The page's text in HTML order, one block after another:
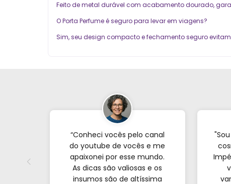
Feito de metal durável com acabamento dourado,
O Porta Perfume é seguro para levar em viagens?
Sim, seu design compacto e fechamento seguro
“Conheci vocês pelo canal
do youtube de vocês e me
apaixonei por esse mundo.
As dicas são valiosas e os
insumos são de altíssima